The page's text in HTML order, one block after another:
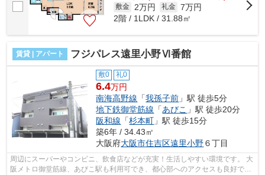
敷金 2万円 礼金 7万円
2階 / 1LDK / 31.88㎡
賃貸 | アパート フジパレス遠里小野Ⅵ番館
敷0 礼0
6.4万円
南海高野線 「我孫子前 」駅 徒歩5分
地下鉄御堂筋線 「あびこ 」駅 徒歩20分
阪和線 「杉本町 」駅 徒歩15分
築6年 / 34.43㎡
大阪府大阪市住吉区遠里小野６丁目
周辺にスーパーやコンビニ、飲食店などが充実！生活しやすい環境です。 大
阪メトロ御堂筋線、あびこ駅も利用可でき、都心部へのアクセスも良好で